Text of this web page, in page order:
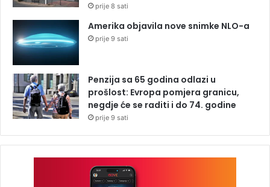
prije 8 sati
Amerika objavila nove snimke NLO-a
prije 9 sati
Penzija sa 65 godina odlazi u
prošlost: Evropa pomjera granicu,
negdje će se raditi i do 74. godine
prije 9 sati